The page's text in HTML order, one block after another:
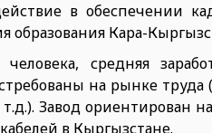
в обеспечении
образования Кара-
средняя
на рынке
Завод ориентирован
в Кыргызстане.